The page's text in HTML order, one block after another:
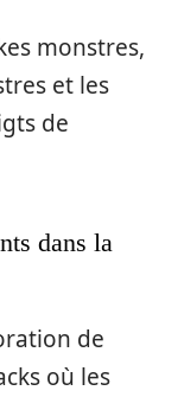
monstres,
et les
de
dans la
de
où les